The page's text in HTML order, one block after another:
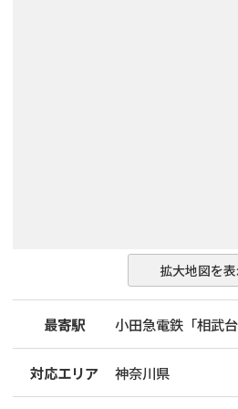
拡大地図を
最寄駅 小田急電鉄「相武
対応エリア 神奈川県